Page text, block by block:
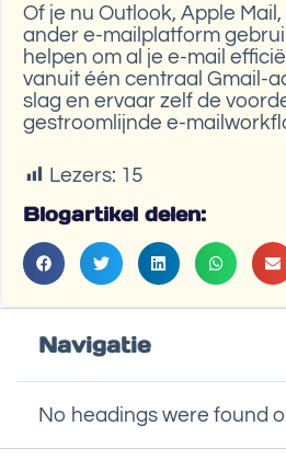
Of je nu Outlook, Apple
ander e-mailplatform
helpen om al je e-mail
vanuit één centraal Gmail-
slag en ervaar zelf de
gestroomlijnde e-
Lezers: 15
Blogartikel delen:
Navigatie
No headings were found